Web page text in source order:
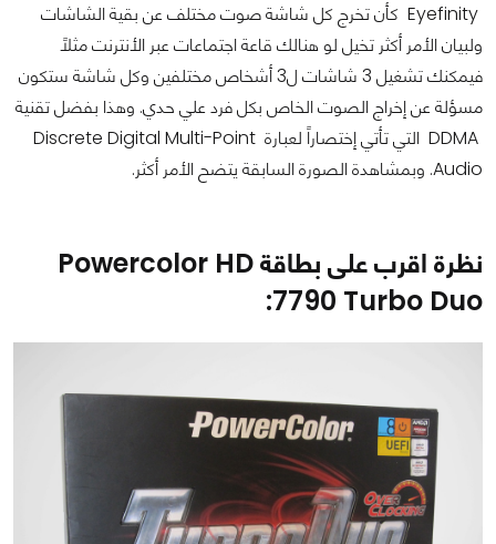
Eyefinity كأن تخرج كل شاشة صوت مختلف عن بقية الشاشات
ولبيان الأمر أكثر تخيل لو هنالك قاعة اجتماعات عبر الأنترنت مثلاً
فيمكنك تشغيل 3 شاشات ل3 أشخاص مختلفين وكل شاشة ستكون
مسؤلة عن إخراج الصوت الخاص بكل فرد علي حدي. وهذا بفضل تقنية
DDMA التي تأتي إختصاراً لعبارة Discrete Digital Multi-Point
Audio. وبمشاهدة الصورة السابقة يتضح الأمر أكثر.
نظرة اقرب على بطاقة Powercolor HD
7790 Turbo Duo: